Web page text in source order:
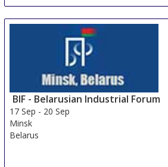
BIF - Belarusian Industrial Forum
17 Sep - 20 Sep
Minsk
Belarus